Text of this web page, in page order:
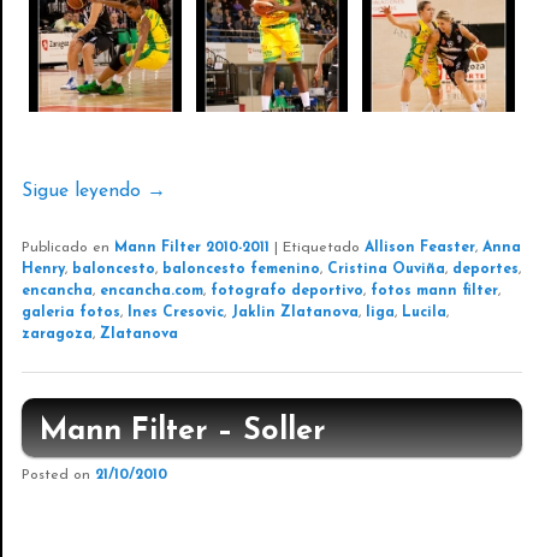
Sigue leyendo →
Publicado en Mann Filter 2010-2011 Etiquetado Allison Feaster,Anna
Henry, baloncesto, baloncesto femenino, Cristina Ouviña, deportes,
encancha, encancha.com, fotografo deportivo, fotos mann filter,
galeria fotos, Ines Cresovic, Jaklin Zlatanova, liga, Lucila,
zaragoza,Zlatanova
Mann Filter – Soller
Posted on 21/10/2010